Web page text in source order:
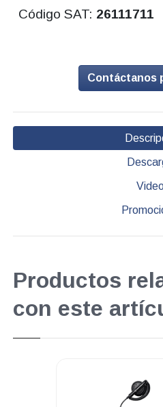
Código SAT: 26111711
Contáctanos
Productos
con este